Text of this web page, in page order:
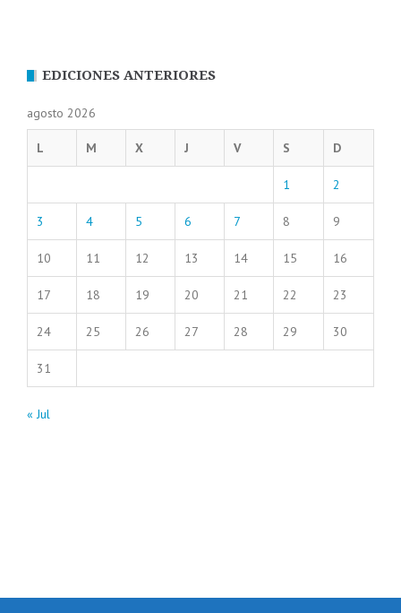
EDICIONES ANTERIORES
agosto 2026
L M X J V S D
1 2
3 4 5 6 7 8 9
10 11 12 13 14 15 16
17 18 19 20 21 22 23
24 25 26 27 28 29 30
31
« Jul